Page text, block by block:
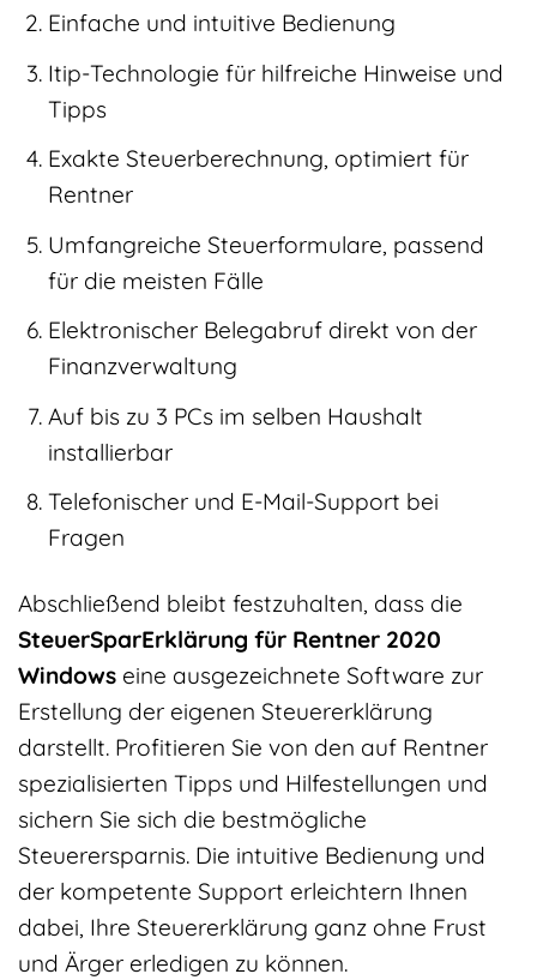
Einfache und intuitive Bedienung
Itip-Technologie für hilfreiche Hinweise und
Tipps
Exakte Steuerberechnung, optimiert für
Rentner
Umfangreiche Steuerformulare, passend
für die meisten Fälle
Elektronischer Belegabruf direkt von der
Finanzverwaltung
Auf bis zu 3 PCs im selben Haushalt
installierbar
Telefonischer und E-Mail-Support bei
Fragen
Abschließend bleibt festzuhalten, dass die
SteuerSparErklärung für Rentner 2020
Windows eine ausgezeichnete Software zur
Erstellung der eigenen Steuererklärung
darstellt. Profitieren Sie von den auf Rentner
spezialisierten Tipps und Hilfestellungen und
sichern Sie sich die bestmögliche
Steuerersparnis. Die intuitive Bedienung und
der kompetente Support erleichtern Ihnen
dabei, Ihre Steuererklärung ganz ohne Frust
und Ärger erledigen zu können.